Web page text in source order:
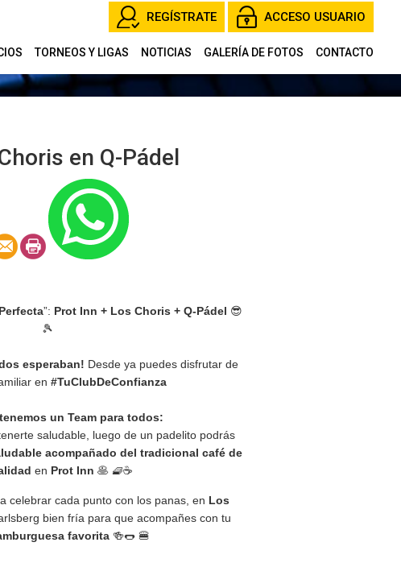
REGÍSTRATE ACCESO USUARIO
TORNEOS Y LIGAS NOTICIAS GALERÍA DE FOTOS CONTACTO
en Q-Pádel
”: Prot Inn + Los Choris + Q-Pádel 😎
🎾
esperaban! Desde ya puedes disfrutar de
en#TuClubDeConfianza
un Team para todos:
saludable, luego de un padelito podrás
acompañado del tradicional café de
en Prot Inn 🥞 🧇☕️
celebrar cada punto con los panas, en Los
bien fría para que acompañes con tu
favorita 🍻🌭 🍔